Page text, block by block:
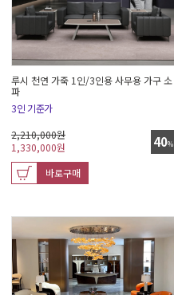
루시 천연 가죽 1인/3인용 사무용 가구 소
파
3인 기준가
40%
2,210,000원
1,330,000원
바로구매